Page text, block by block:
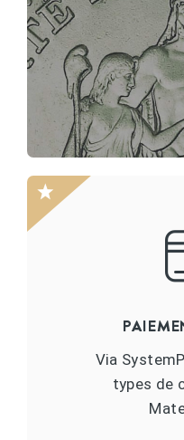
Via
types de